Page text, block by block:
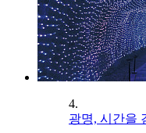
4.
광명, 시간을